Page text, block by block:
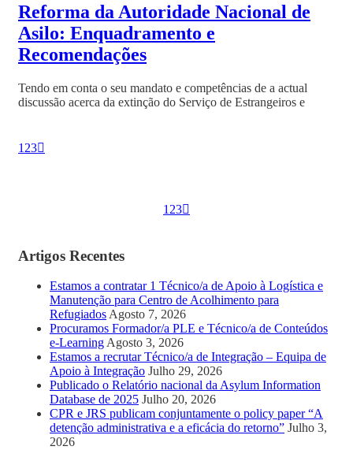
Reforma da Autoridade Nacional de
Asilo: Enquadramento e
Recomendações
Tendo em conta o seu mandato e competências de a actual
discussão acerca da extinção do Serviço de Estrangeiros e
1 23
1 23
Artigos Recentes
Estamos a contratar 1 Técnico/a de Apoio à Logística e
Manutenção para Centro de Acolhimento para
Refugiados Agosto 7, 2026
Procuramos Formador/a PLE e Técnico/a de Conteúdos
e-Learning Agosto 3, 2026
Estamos a recrutar Técnico/a de Integração – Equipa de
Apoio à Integração Julho 29, 2026
Publicado o Relatório nacional da Asylum Information
Database de 2025 Julho 20, 2026
CPR e JRS publicam conjuntamente o policy paper “A
detenção administrativa e a eficácia do retorno” Julho 3,
2026